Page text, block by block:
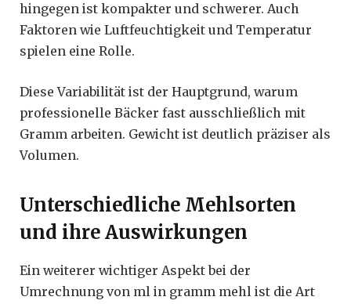
hingegen ist kompakter und schwerer. Auch
Faktoren wie Luftfeuchtigkeit und Temperatur
spielen eine Rolle.
Diese Variabilität ist der Hauptgrund, warum
professionelle Bäcker fast ausschließlich mit
Gramm arbeiten. Gewicht ist deutlich präziser als
Volumen.
Unterschiedliche Mehlsorten
und ihre Auswirkungen
Ein weiterer wichtiger Aspekt bei der
Umrechnung von ml in gramm mehl ist die Art